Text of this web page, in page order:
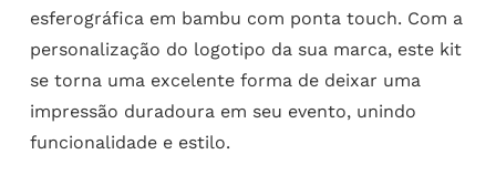
esferográfica em bambu com ponta touch. Com a
personalização do logotipo da sua marca, este kit
se torna uma excelente forma de deixar uma
impressão duradoura em seu evento, unindo
funcionalidade e estilo.